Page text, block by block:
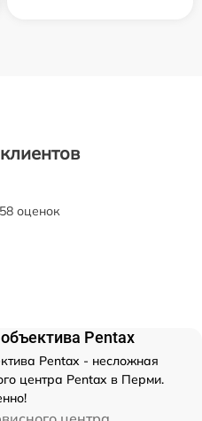
оценок
Pentax
Pentax - несложная
центра Pentax в Перми.